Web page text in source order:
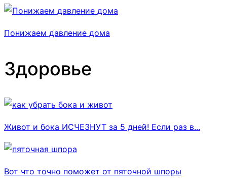
Понижаем давление дома
Здоровье
Живот и бока ИСЧЕЗНУТ за 5 дней! Если раз в...
Вот что точно поможет от пяточной шпоры